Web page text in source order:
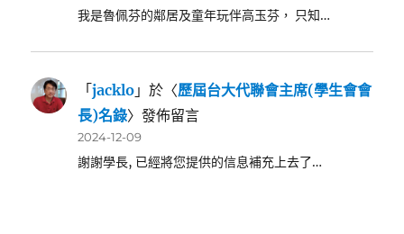
我是魯佩芬的鄰居及童年玩伴高玉芬， 只知…
「jacklo 」於〈歷屆台大代聯會主席(學生會會
長)名錄〉發佈留言
2024-12-09
謝謝學長, 已經將您提供的信息補充上去了…